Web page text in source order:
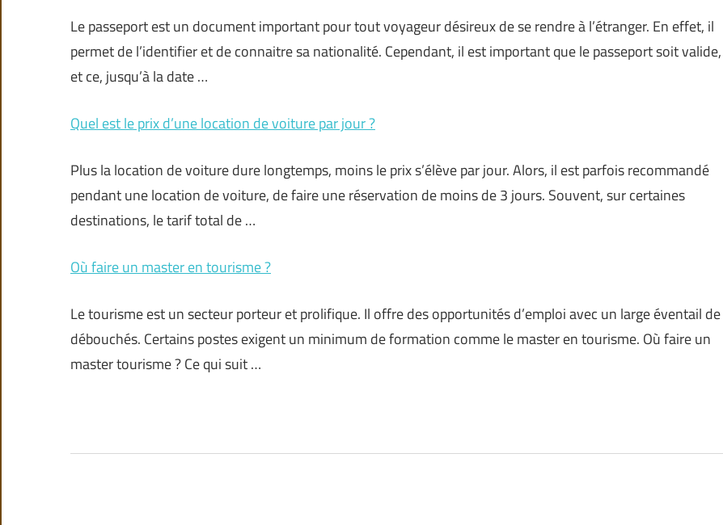
Le passeport est un document important pour tout voyageur désireux de se rendre à l’étranger. En effet, il
permet de l’identifier et de connaitre sa nationalité. Cependant, il est important que le passeport soit valide,
et ce, jusqu’à la date …
Quel est le prix d’une location de voiture par jour ?
Plus la location de voiture dure longtemps, moins le prix s’élève par jour. Alors, il est parfois recommandé
pendant une location de voiture, de faire une réservation de moins de 3 jours. Souvent, sur certaines
destinations, le tarif total de …
Où faire un master en tourisme ?
Le tourisme est un secteur porteur et prolifique. Il offre des opportunités d’emploi avec un large éventail de
débouchés. Certains postes exigent un minimum de formation comme le master en tourisme. Où faire un
master tourisme ? Ce qui suit …